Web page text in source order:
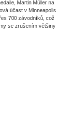
Martin Müller na
účast v Minneapolis
700 závodníků, což
se zrušením většiny